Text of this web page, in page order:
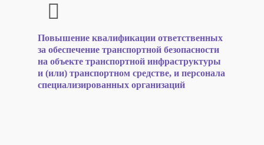
Повышение квалификации ответственных
за обеспечение транспортной безопасности
на объекте транспортной инфраструктуры
и (или) транспортном средстве, и персонала
специализированных организаций